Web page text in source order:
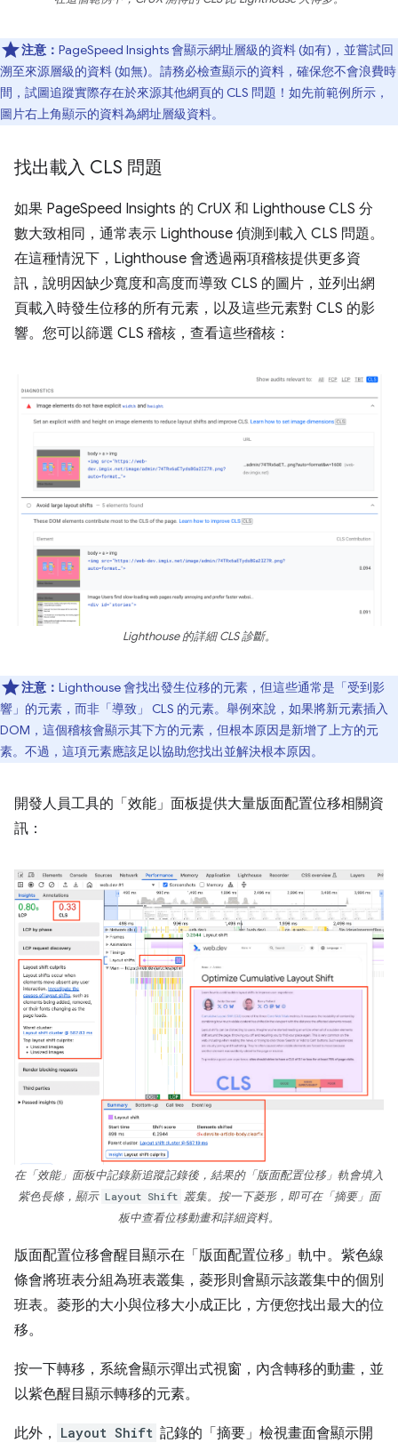
注意： PageSpeed Insights 會顯示網址層級的資料 (如有)，並嘗試回
溯至來源層級的資料 (如無)。請務必檢查顯示的資料，確保您不會浪費時
間，試圖追蹤實際存在於來源其他網頁的 CLS 問題！如先前範例所示，
圖片右上角顯示的資料為網址層級資料。
找出載入 CLS 問題
如果 PageSpeed Insights 的 CrUX 和 Lighthouse CLS 分
數大致相同，通常表示 Lighthouse 偵測到載入 CLS 問題。
在這種情況下，Lighthouse 會透過兩項稽核提供更多資
訊，說明因缺少寬度和高度而導致 CLS 的圖片，並列出網
頁載入時發生位移的所有元素，以及這些元素對 CLS 的影
響。您可以篩選 CLS 稽核，查看這些稽核：
Lighthouse 的詳細 CLS 診斷。
注意： Lighthouse 會找出發生位移的元素，但這些通常是「受到影
響」 的元素，而非「導致」
CLS 的元素。舉例來說，如果將新元素插入
DOM，這個稽核會顯示其下方的元素，但根本原因是新增了上方的元
素。不過，這項元素應該足以協助您找出並解決根本原因。
開發人員工具的「效能」面板提供大量版面配置位移相關資
訊：
在「效能」面板中記錄新追蹤記錄後，結果的「版面配置位移」 軌會填入
紫色長條，顯示 Layout Shift 叢集。按一下菱形，即可在「摘要」 面
板中查看位移動畫和詳細資料。
版面配置位移會醒目顯示在「版面配置位移」 軌中。紫色線
條會將班表分組為班表叢集，菱形則會顯示該叢集中的個別
班表。菱形的大小與位移大小成正比，方便您找出最大的位
移。
按一下轉移，系統會顯示彈出式視窗，內含轉移的動畫，並
以紫色醒目顯示轉移的元素。
此外， Layout Shift 記錄的「摘要」 檢視畫面會顯示開